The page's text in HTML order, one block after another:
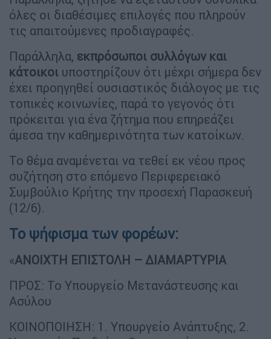
όλες οι διαθέσιμες επιλογές που πληρούν
τις απαιτούμενες προδιαγραφές.
Παράλληλα, εκπρόσωποι συλλόγων και
κάτοικοι υποστηρίζουν ότι μέχρι σήμερα δεν
έχει προηγηθεί ουσιαστικός διάλογος με τις
τοπικές κοινωνίες, παρά το γεγονός ότι
πρόκειται για ένα ζήτημα που επηρεάζει
άμεσα την καθημερινότητα των κατοίκων.
Το θέμα αναμένεται να τεθεί εκ νέου προς
συζήτηση στο επόμενο Περιφερειακό
Συμβούλιο Κρήτης την προσεχή Παρασκευή
(12/6).
Το ψήφισμα των φορέων:
«ΑΝΟΙΧΤΗ ΕΠΙΣΤΟΛΗ – ΔΙΑΜΑΡΤΥΡΙΑ
ΠΡΟΣ: Το Υπουργείο Μετανάστευσης και
Ασύλου
ΚΟΙΝΟΠΟΙΗΣΗ: 1. Υπουργείο Ανάπτυξης, 2.